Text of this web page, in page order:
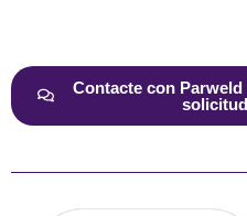
Contacte con